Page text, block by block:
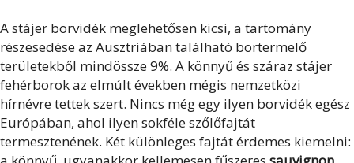
A stájer borvidék meglehetősen kicsi, a tartomány
részesedése az Ausztriában található bortermelő
területekből mindössze 9%. A könnyű és száraz stájer
fehérborok az elmúlt években mégis nemzetközi
hírnévre tettek szert. Nincs még egy ilyen borvidék egész
Európában, ahol ilyen sokféle szőlőfajtát
termesztenének. Két különleges fajtát érdemes kiemelni: